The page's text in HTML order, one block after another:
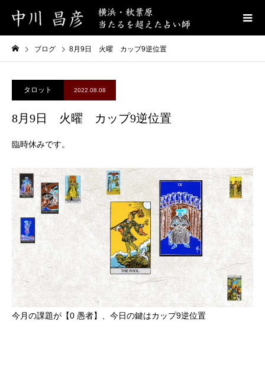
ブログ 8月9日 火曜 カップ9逆位置
タロット 2022.08.08
8月9日 火曜 カップ9逆位置
臨時休みです。
今月の課題が【0 愚者】、今日の鍵はカップ9逆位置